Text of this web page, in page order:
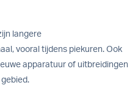
langere
vooral tijdens piekuren. Ook
apparatuur of uitbreidingen